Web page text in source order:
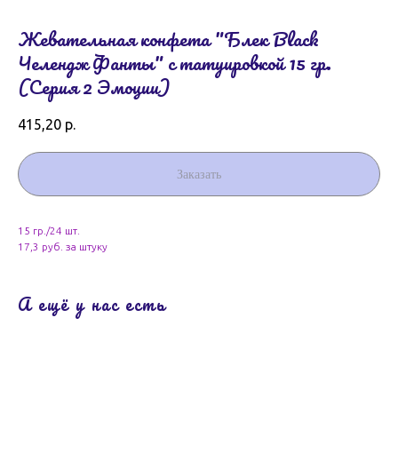
Жевательная конфета "Блек Black
Челендж Фанты" с татуировкой 15 гр.
(Серия 2 Эмоции)
415,20 р.
Заказать
15 гр./24 шт.
17,3 руб. за штуку
А ещё у нас есть